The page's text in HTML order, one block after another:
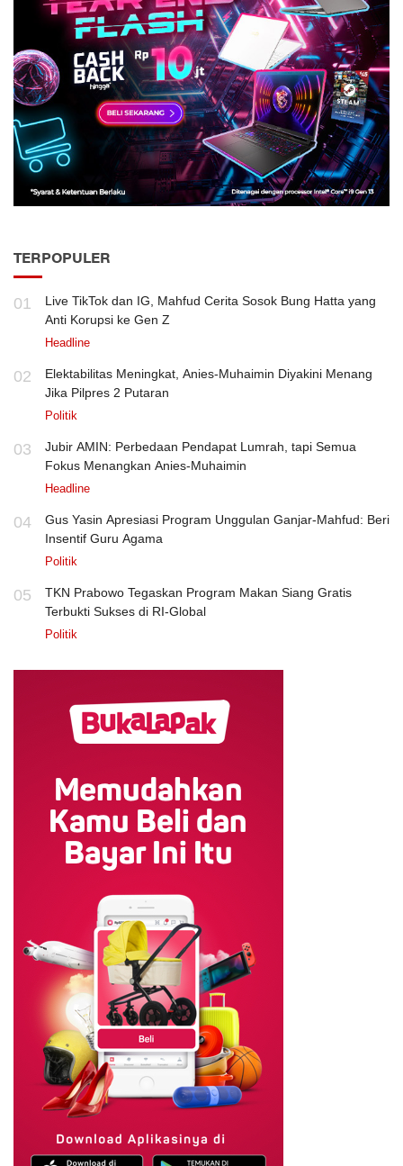
TERPOPULER
01
Live TikTok dan IG, Mahfud Cerita Sosok Bung Hatta yang
Anti Korupsi ke Gen Z
Headline
02
Elektabilitas Meningkat, Anies-Muhaimin Diyakini Menang
Jika Pilpres 2 Putaran
Politik
03
Jubir AMIN: Perbedaan Pendapat Lumrah, tapi Semua
Fokus Menangkan Anies-Muhaimin
Headline
04
Gus Yasin Apresiasi Program Unggulan Ganjar-Mahfud: Beri
Insentif Guru Agama
Politik
05
TKN Prabowo Tegaskan Program Makan Siang Gratis
Terbukti Sukses di RI-Global
Politik